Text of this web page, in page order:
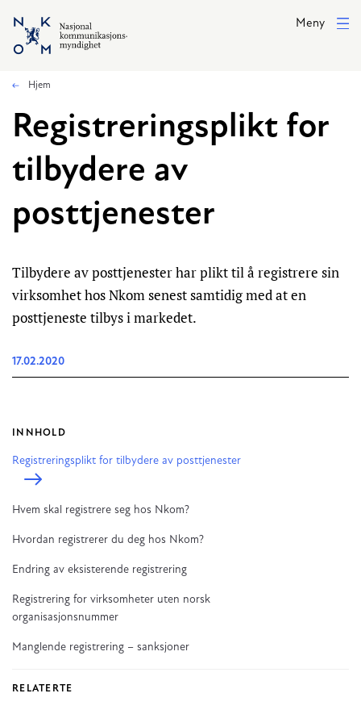
Hopp til hovedinnhold
Meny
Hjem
Registreringsplikt for
tilbydere av
posttjenester
Tilbydere av posttjenester har plikt til å registrere sin
virksomhet hos Nkom senest samtidig med at en
posttjeneste tilbys i markedet.
17.02.2020
INNHOLD
Registreringsplikt for tilbydere av posttjenester
Hvem skal registrere seg hos Nkom?
Hvordan registrerer du deg hos Nkom?
Endring av eksisterende registrering
Registrering for virksomheter uten norsk
organisasjonsnummer
Manglende registrering – sanksjoner
RELATERTE